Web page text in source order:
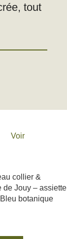
tout
Voir
collier &
de Jouy – assiette
botanique